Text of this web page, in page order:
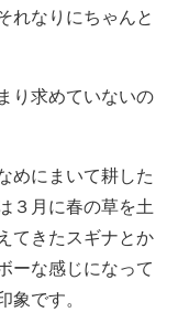
れなりにちゃんと
り求めていないの
めにまいて耕した
３月に春の草を土
てきたスギナとか
ーな感じになって
象です。